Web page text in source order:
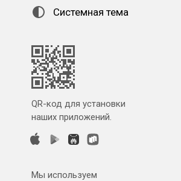
Системная тема
QR-код для установки
наших приложений.
Мы используем